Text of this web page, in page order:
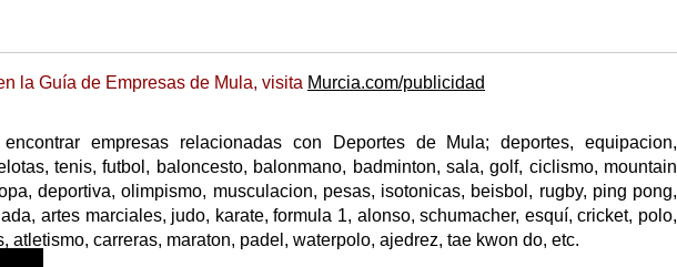
la Guía de Empresas de Mula, visita Murcia.com/publicidad
empresas relacionadas con Deportes de Mula; deportes, equipacion,
tenis, futbol, baloncesto, balonmano, badminton, sala, golf, ciclismo, mountain
deportiva, olimpismo, musculacion, pesas, isotonicas, beisbol, rugby, ping pong,
artes marciales, judo, karate, formula 1, alonso, schumacher, esquí, cricket, polo,
atletismo, carreras, maraton, padel, waterpolo, ajedrez, tae kwon do, etc.